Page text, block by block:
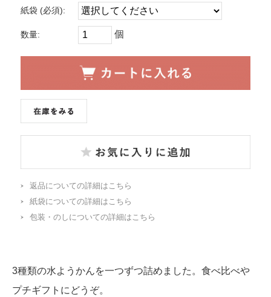
紙袋 (必須):
数量: 個
返品についての詳細はこちら
紙袋についての詳細はこちら
包装・のしについての詳細はこちら
3種類の水ようかんを一つずつ詰めました。食べ比べや
プチギフトにどうぞ。